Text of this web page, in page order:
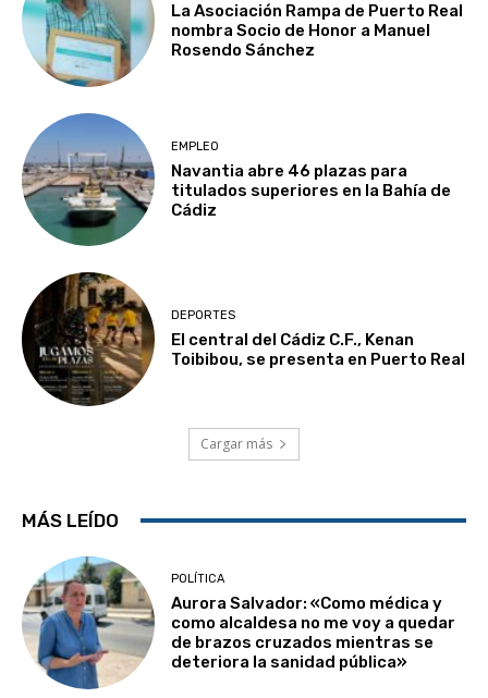
La Asociación Rampa de Puerto Real
nombra Socio de Honor a Manuel
Rosendo Sánchez
EMPLEO
Navantia abre 46 plazas para
titulados superiores en la Bahía de
Cádiz
DEPORTES
El central del Cádiz C.F., Kenan
Toibibou, se presenta en Puerto Real
Cargar más
MÁS LEÍDO
POLÍTICA
Aurora Salvador: «Como médica y
como alcaldesa no me voy a quedar
de brazos cruzados mientras se
deteriora la sanidad pública»